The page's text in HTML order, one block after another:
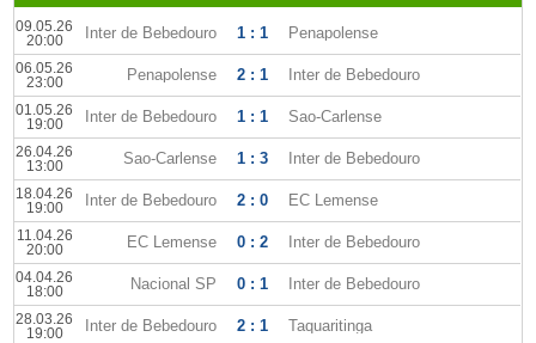
09.05.26
20:00
Inter de Bebedouro 1 : 1 Penapolense
06.05.26
23:00
Penapolense 2 : 1 Inter de Bebedouro
01.05.26
19:00
Inter de Bebedouro 1 : 1 Sao-Carlense
26.04.26
13:00
Sao-Carlense 1 : 3 Inter de Bebedouro
18.04.26
19:00
Inter de Bebedouro 2 : 0 EC Lemense
11.04.26
20:00
EC Lemense 0 : 2 Inter de Bebedouro
04.04.26
18:00
Nacional SP 0 : 1 Inter de Bebedouro
28.03.26
19:00
Inter de Bebedouro 2 : 1 Taquaritinga